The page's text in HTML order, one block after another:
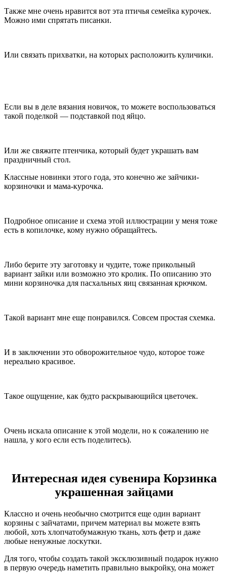
Также мне очень нравится вот эта птичья семейка курочек.
Можно ими спрятать писанки.
Или связать прихватки, на которых расположить куличики.
Если вы в деле вязания новичок, то можете воспользоваться
такой поделкой — подставкой под яйцо.
Или же свяжите птенчика, который будет украшать вам
праздничный стол.
Классные новинки этого года, это конечно же зайчики-
корзиночки и мама-курочка.
Подробное описание и схема этой иллюстрации у меня тоже
есть в копилочке, кому нужно обращайтесь.
Либо берите эту заготовку и чудите, тоже прикольный
вариант зайки или возможно это кролик. По описанию это
мини корзиночка для пасхальных яиц связанная крючком.
Такой вариант мне еще понравился. Совсем простая схемка.
И в заключении это обворожительное чудо, которое тоже
нереально красивое.
Такое ощущение, как будто раскрывающийся цветочек.
Очень искала описание к этой модели, но к сожалению не
нашла, у кого если есть поделитесь).
Интересная идея сувенира Корзинка
украшенная зайцами
Классно и очень необычно смотрится еще один вариант
корзины с зайчатами, причем материал вы можете взять
любой, хоть хлопчатобумажную ткань, хоть фетр и даже
любые ненужные лоскутки.
Для того, чтобы создать такой эксклюзивный подарок нужно
в первую очередь наметить правильно выкройку, она может